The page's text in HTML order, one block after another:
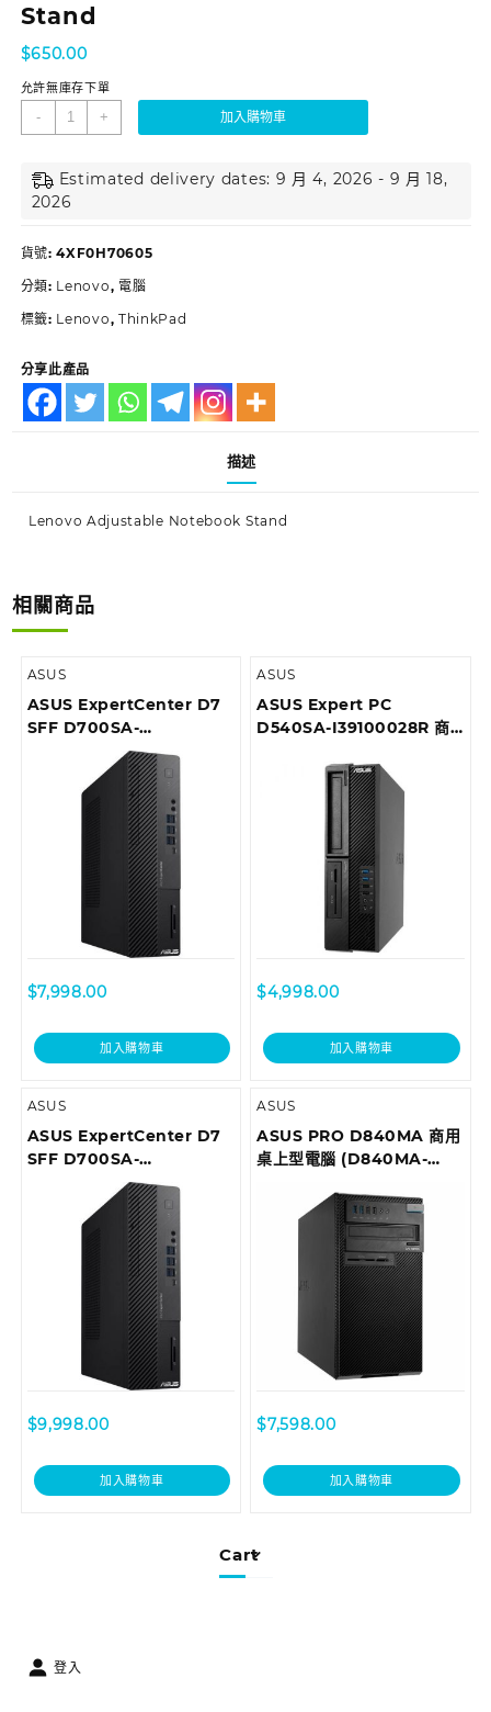
Cart
Stand
$650.00
允許無庫存下單
- + 加入購物車
Estimated delivery dates: 9 月 4, 2026 - 9 月 18,
2026
貨號:4XF0H70605
分類: Lenovo, 電腦
標籤: Lenovo, ThinkPad
分享此產品
描述
Lenovo Adjustable Notebook Stand
相關商品
ASUS
ASUS ExpertCenter D7
SFF D700SA-
510500010T Desktop
$7,998.00
加入購物車
ASUS
ASUS Expert PC
D540SA-I39100028R 商
$4,998.00
加入購物車
ASUS
ASUS ExpertCenter D7
SFF D700SA-
710700018T Desktop
$9,998.00
加入購物車
ASUS
ASUS PRO D840MA 商用
桌上型電腦 (D840MA-
$7,598.00
加入購物車
登入